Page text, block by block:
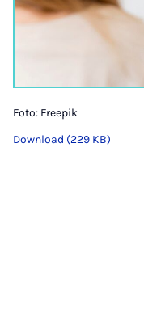
Foto: Freepik
Download (229 KB)